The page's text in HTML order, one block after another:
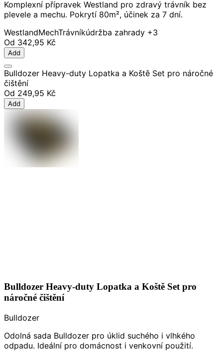
Komplexní přípravek Westland pro zdravý trávník bez
plevele a mechu. Pokrytí 80m², účinek za 7 dní.
WestlandMechTrávníkúdržba zahrady +3
Od 342,95 Kč
Add
Bulldozer Heavy-duty Lopatka a Koště Set pro náročné
čištění
Od 249,95 Kč
Add
Bulldozer Heavy-duty Lopatka a Koště Set pro
náročné čištění
Bulldozer
Odolná sada Bulldozer pro úklid suchého i vlhkého
odpadu. Ideální pro domácnost i venkovní použití.